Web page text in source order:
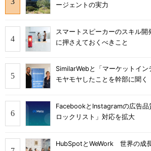
ージェントの実力
スマートスピーカーのスキル開
に押さえておくべきこと
SimilarWebと「マーケットイ
モヤモヤしたことを幹部に聞く
FacebookとInstagramの広告
ロックリスト」対応を拡大
HubSpotとWeWork 世界の成